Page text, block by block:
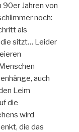
90er Jahren von
noch:
als
die sitzt… Leider
auch
Leim
die
wird
die das